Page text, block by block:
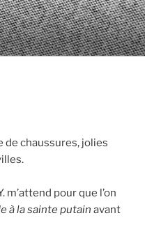
de chaussures, jolies
m’attend pour que l’on
à la sainte putain avant